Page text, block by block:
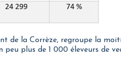
de la Corrèze, regroupe la
plus de 1 000 éleveurs de